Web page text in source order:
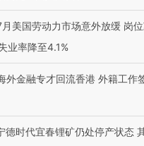
月美国劳动力市场意外放缓 岗
业率降至4.1%
外金融专才回流香港 外籍工作
德时代宜春锂矿仍处停产状态